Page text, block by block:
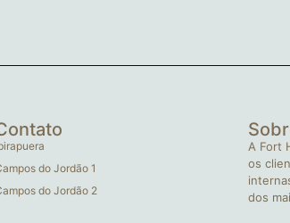
do Jordão 1
do Jordão 2
A Fort
os
dos